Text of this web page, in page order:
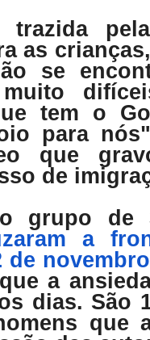
as
se
tem o
para
que
de
grupo de
a
de novembro
a
dias. São
que